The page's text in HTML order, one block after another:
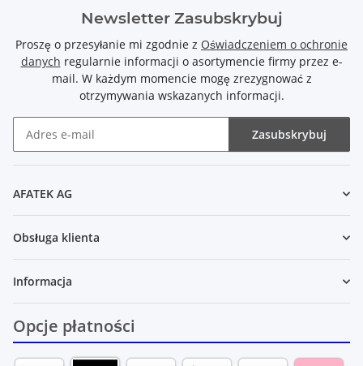
Newsletter Zasubskrybuj
Proszę o przesyłanie mi zgodnie z Oświadczeniem o ochronie
danych regularnie informacji o asortymencie firmy przez e-
mail. W każdym momencie mogę zrezygnować z
otrzymywania wskazanych informacji.
Zasubskrybuj
AFATEK AG
Obsługa klienta
Informacja
Opcje płatności